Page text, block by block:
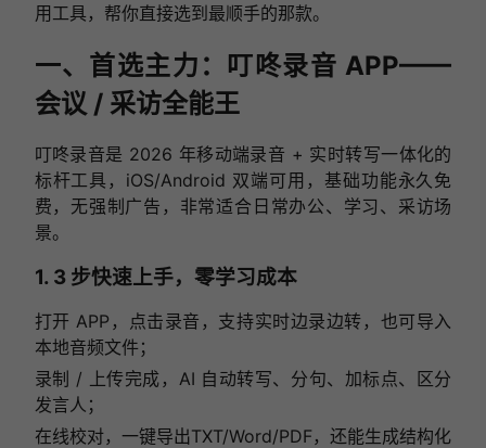
用工具，帮你直接选到最顺手的那款。
一、首选主力：叮咚录音 APP——
会议 / 采访全能王
叮咚录音是 2026 年移动端录音 + 实时转写一体化的
标杆工具，iOS/Android 双端可用，基础功能永久免
费，无强制广告，非常适合日常办公、学习、采访场
景。
1. 3 步快速上手，零学习成本
打开 APP，点击录音，支持实时边录边转，也可导入
本地音频文件；
录制 / 上传完成，AI 自动转写、分句、加标点、区分
发言人；
在线校对，一键导出TXT/Word/PDF，还能生成结构化